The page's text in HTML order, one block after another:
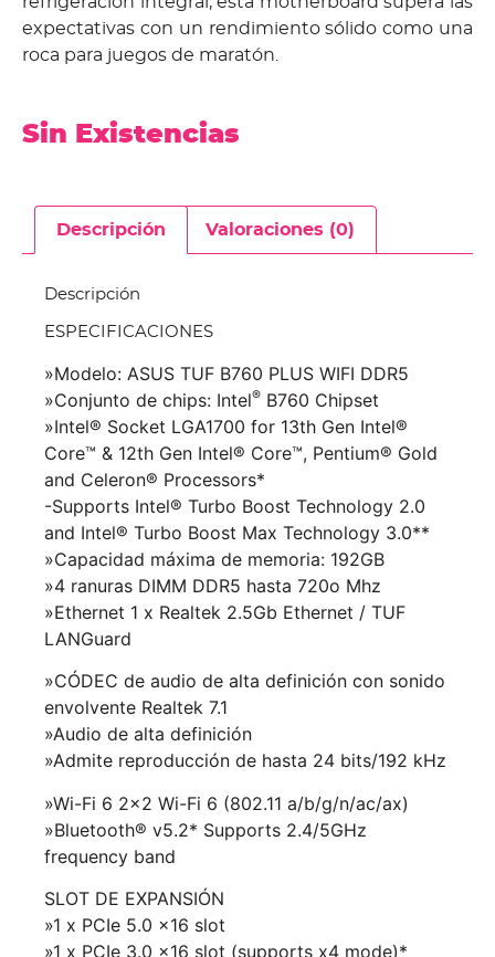
expectativas con un rendimiento sólido como una
roca para juegos de maratón.
Sin Existencias
Descripción Valoraciones (0)
Descripción
ESPECIFICACIONES
»Modelo: ASUS TUF B760 PLUS WIFI DDR5
»Conjunto de chips: Intel® B760 Chipset
»Intel® Socket LGA1700 for 13th Gen Intel®
Core™ & 12th Gen Intel® Core™, Pentium® Gold
and Celeron® Processors*
-Supports Intel® Turbo Boost Technology 2.0
and Intel® Turbo Boost Max Technology 3.0**
»Capacidad máxima de memoria: 192GB
»4 ranuras DIMM DDR5 hasta 720o Mhz
»Ethernet 1 x Realtek 2.5Gb Ethernet / TUF
LANGuard
»CÓDEC de audio de alta definición con sonido
envolvente Realtek 7.1
»Audio de alta definición
»Admite reproducción de hasta 24 bits/192 kHz
»Wi-Fi 6 2×2 Wi-Fi 6 (802.11 a/b/g/n/ac/ax)
»Bluetooth® v5.2* Supports 2.4/5GHz
frequency band
SLOT DE EXPANSIÓN
»1 x PCIe 5.0 x16 slot
»1 x PCIe 3.0 x16 slot (supports x4 mode)*